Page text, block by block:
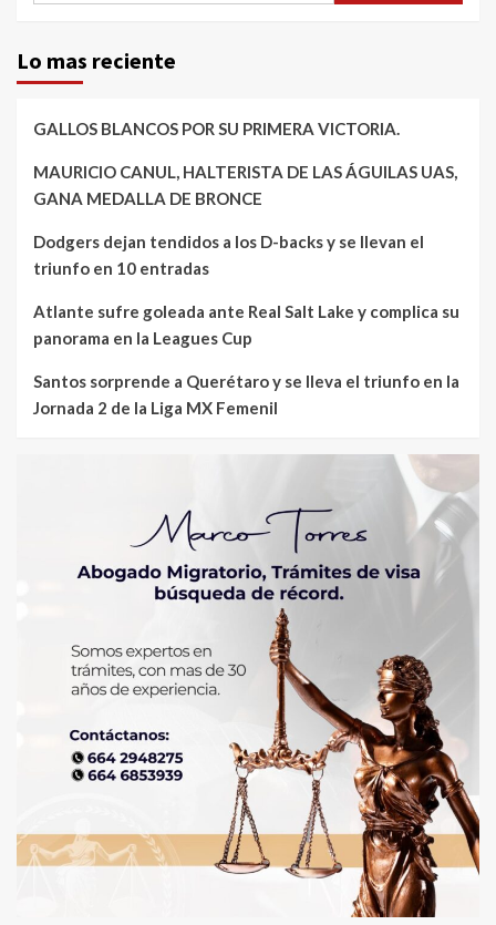
Lo mas reciente
GALLOS BLANCOS POR SU PRIMERA VICTORIA.
MAURICIO CANUL, HALTERISTA DE LAS ÁGUILAS UAS,
GANA MEDALLA DE BRONCE
Dodgers dejan tendidos a los D-backs y se llevan el
triunfo en 10 entradas
Atlante sufre goleada ante Real Salt Lake y complica su
panorama en la Leagues Cup
Santos sorprende a Querétaro y se lleva el triunfo en la
Jornada 2 de la Liga MX Femenil